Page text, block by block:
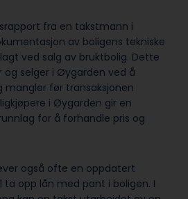
fra en takstmann i
av boligens tekniske
ved salg av bruktbolig. Dette
og selger i Øygarden ved å
mangler før transaksjonen
i Øygarden gir en
for å forhandle pris og
også ofte en oppdatert
ta opp lån med pant i boligen. I